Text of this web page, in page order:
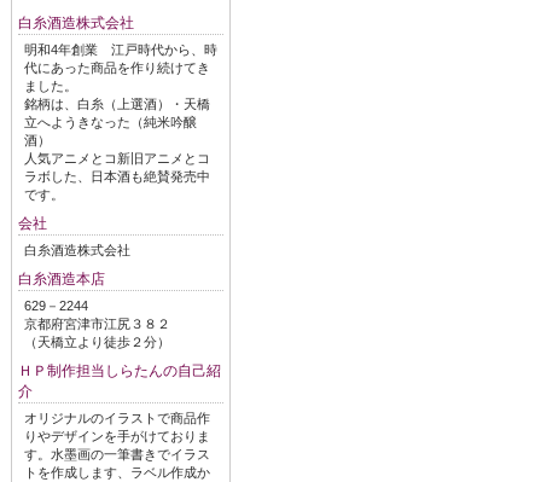
白糸酒造株式会社
明和4年創業 江戸時代から、時
代にあった商品を作り続けてき
ました。
銘柄は、白糸（上選酒）・天橋
立へようきなった（純米吟醸
酒）
人気アニメとコ新旧アニメとコ
ラボした、日本酒も絶賛発売中
です。
会社
白糸酒造株式会社
白糸酒造本店
629－2244
京都府宮津市江尻３８２
（天橋立より徒歩２分）
ＨＰ制作担当しらたんの自己紹
介
オリジナルのイラストで商品作
りやデザインを手がけておりま
す。水墨画の一筆書きでイラス
トを作成します、ラベル作成か